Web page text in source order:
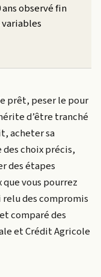
ans observé fin
prêt, peser le pour
d’être tranché
acheter sa
choix précis,
des étapes
vous pourrez
des compromis
comparé des
et Crédit Agricole